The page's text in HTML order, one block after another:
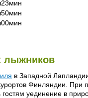
лыжников
в Западной
Финляндии. При
уединение в